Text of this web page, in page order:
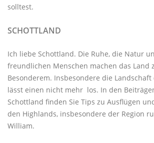
solltest.
SCHOTTLAND
Ich liebe Schottland. Die Ruhe, die Natur
freundlichen Menschen machen das Land
Besonderem. Insbesondere die
lässt einen nicht mehr los. In den
Schottland finden Sie Tips zu Ausflügen
den Highlands, insbesondere der Region
William.